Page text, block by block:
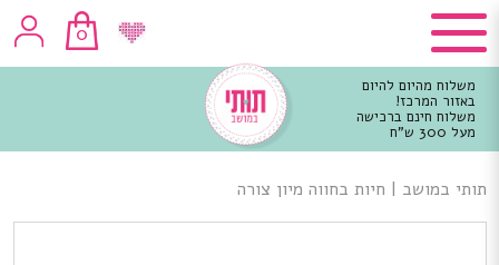
0
משלוח מהיום להיום
באזור המרכז!
משלוח חינם ברכישה
מעל 300 ש"ח
מרכזי
תותי במושב | חיות בחווה מיון צורה